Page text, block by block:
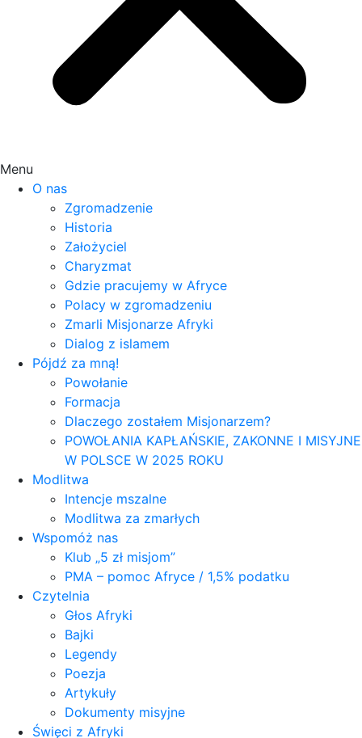
Menu
O nas
Zgromadzenie
Historia
Założyciel
Charyzmat
Gdzie pracujemy w Afryce
Polacy w zgromadzeniu
Zmarli Misjonarze Afryki
Dialog z islamem
Pójdź za mną!
Powołanie
Formacja
Dlaczego zostałem Misjonarzem?
POWOŁANIA KAPŁAŃSKIE, ZAKONNE I MISYJNE
W POLSCE W 2025 ROKU
Modlitwa
Intencje mszalne
Modlitwa za zmarłych
Wspomóż nas
Klub „5 zł misjom”
PMA – pomoc Afryce / 1,5% podatku
Czytelnia
Głos Afryki
Bajki
Legendy
Poezja
Artykuły
Dokumenty misyjne
Święci z Afryki